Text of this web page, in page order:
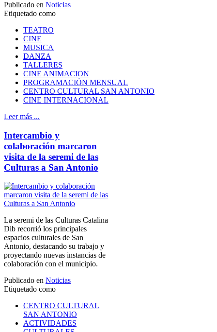
Publicado en Noticias
Etiquetado como
TEATRO
CINE
MUSICA
DANZA
TALLERES
CINE ANIMACION
PROGRAMACIÓN MENSUAL
CENTRO CULTURAL SAN ANTONIO
CINE INTERNACIONAL
Leer más ...
Intercambio y
colaboración marcaron
visita de la seremi de las
Culturas a San Antonio
La seremi de las Culturas Catalina
Dib recorrió los principales
espacios culturales de San
Antonio, destacando su trabajo y
proyectando nuevas instancias de
colaboración con el municipio.
Publicado en Noticias
Etiquetado como
CENTRO CULTURAL
SAN ANTONIO
ACTIVIDADES